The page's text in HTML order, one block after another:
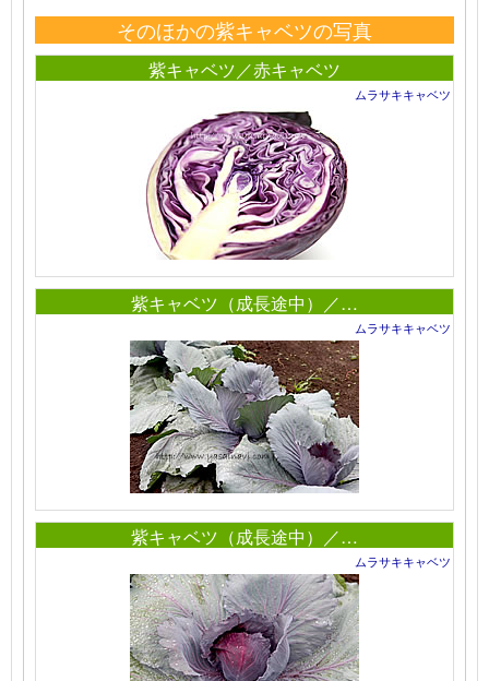
そのほかの紫キャベツの写真
紫キャベツ／赤キャベツ
ムラサキキャベツ
紫キャベツ（成長途中）／…
ムラサキキャベツ
紫キャベツ（成長途中）／…
ムラサキキャベツ